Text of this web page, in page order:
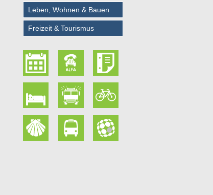
Leben, Wohnen & Bauen
Freizeit & Tourismus